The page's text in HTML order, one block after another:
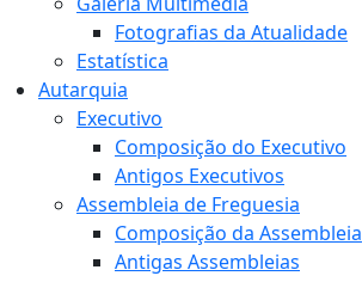
Fotografias da Atualidade
Estatística
Autarquia
Executivo
Composição do Executivo
Antigos Executivos
Assembleia de Freguesia
Composição da Assembleia
Antigas Assembleias